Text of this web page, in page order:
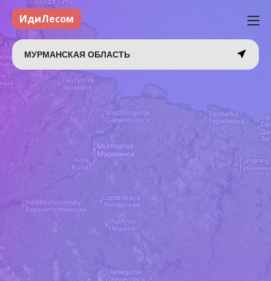
ИдиЛесом
МУРМАНСКАЯ ОБЛАСТЬ